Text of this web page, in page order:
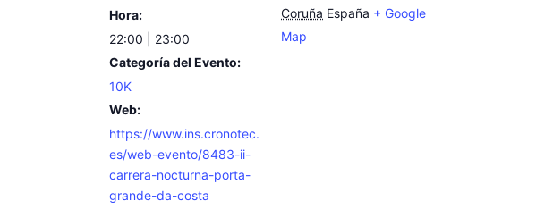
Hora:
22:00 | 23:00
Categoría del Evento:
10K
Web:
https://www.ins.cronotec.
es/web-evento/8483-ii-
carrera-nocturna-porta-
grande-da-costa
Coruña España + Google
Map